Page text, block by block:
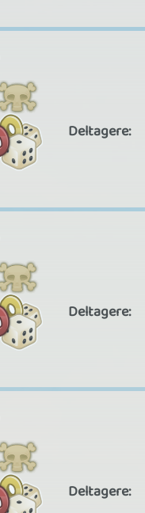
Deltagere:
Deltagere:
Deltagere: